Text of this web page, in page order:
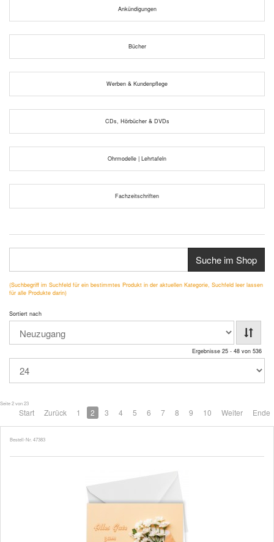
Ankündigungen
Bücher
Werben & Kundenpflege
CDs, Hörbücher & DVDs
Ohrmodelle | Lehrtafeln
Fachzeitschriften
Suche im Shop
(Suchbegriff im Suchfeld für ein bestimmtes Produkt in der aktuellen Kategorie, Suchfeld leer lassen
für alle Produkte darin)
Sortiert nach
Ergebnisse 25 - 48 von 536
Seite 2 von 23
Start Zurück 1 2 3 4 5 6 7 8 9 10 Weiter Ende
Bestell-Nr. 47383